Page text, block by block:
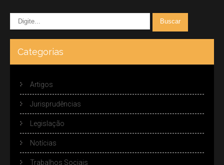
Categorias
Artigos
Jurisprudências
Legislação
Notícias
Trabalhos Sociais